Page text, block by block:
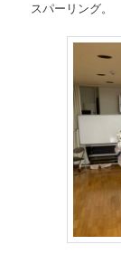
スパーリング。